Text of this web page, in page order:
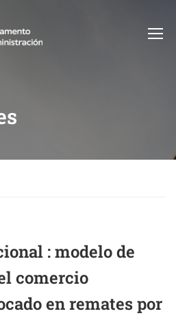
: modelo de
comercio
en remates por